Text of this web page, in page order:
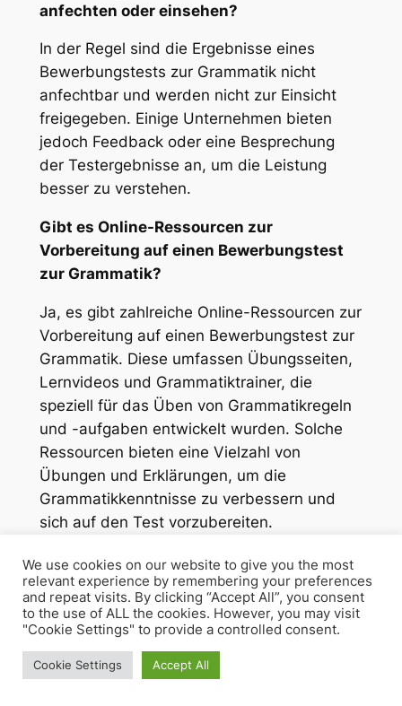
anfechten oder einsehen?
In der Regel sind die Ergebnisse eines
Bewerbungstests zur Grammatik nicht
anfechtbar und werden nicht zur Einsicht
freigegeben. Einige Unternehmen bieten
jedoch Feedback oder eine Besprechung
der Testergebnisse an, um die Leistung
besser zu verstehen.
Gibt es Online-Ressourcen zur
Vorbereitung auf einen Bewerbungstest
zur Grammatik?
Ja, es gibt zahlreiche Online-Ressourcen zur
Vorbereitung auf einen Bewerbungstest zur
Grammatik. Diese umfassen Übungsseiten,
Lernvideos und Grammatiktrainer, die
speziell für das Üben von Grammatikregeln
und -aufgaben entwickelt wurden. Solche
Ressourcen bieten eine Vielzahl von
Übungen und Erklärungen, um die
Grammatikkenntnisse zu verbessern und
sich auf den Test vorzubereiten.
Hier ist ein kreativer Bewerbungstest
speziell zum Thema Grammatik:
Satzglieder: Bestimmen Sie das
bellt laut.“
We use cookies on our website to give you the most
relevant experience by remembering your preferences
and repeat visits. By clicking “Accept All”, you consent
to the use of ALL the cookies. However, you may visit
"Cookie Settings" to provide a controlled consent.
Cookie Settings Accept All